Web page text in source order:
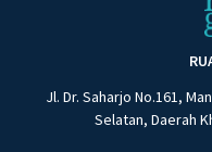
Jl. Dr. Saharjo No.161,
Selatan, Daerah